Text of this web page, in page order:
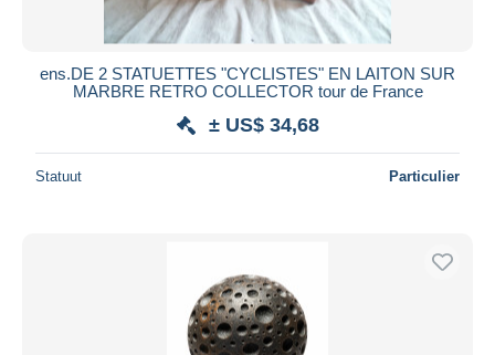
ens.DE 2 STATUETTES "CYCLISTES" EN LAITON SUR
MARBRE RETRO COLLECTOR tour de France
± US$ 34,68
Statuut Particulier